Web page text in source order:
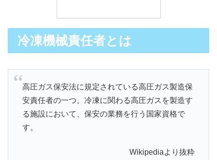
冷凍機械責任者とは
高圧ガス保安法に規定されている高圧ガス製造保
安責任者の一つ。冷凍に関わる高圧ガスを製造す
る施設において、保安の業務を行う国家資格で
す。
Wikipediaより抜粋